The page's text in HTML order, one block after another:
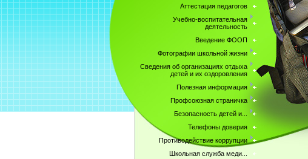
Аттестация педагогов
Учебно-воспитательная
деятельность
Введение ФООП
Фотографии школьной жизни
Сведения об организациях отдыха
детей и их оздоровления
Полезная информация
Профсоюзная страничка
Безопасность детей и...
Телефоны доверия
Противодействие коррупции
Школьная служба меди...